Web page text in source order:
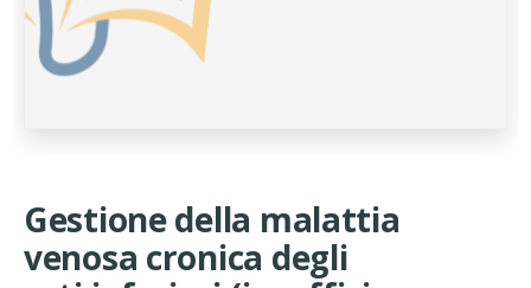
Gestione della malattia
venosa cronica degli